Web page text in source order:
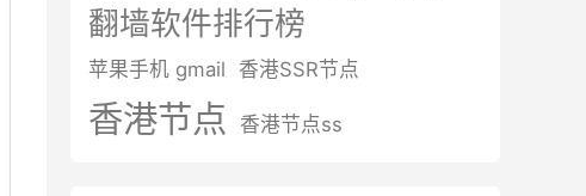
翻墙软件排行榜
苹果手机 gmail 香港SSR节点
香港节点 香港节点ss